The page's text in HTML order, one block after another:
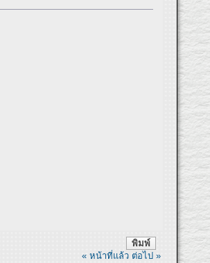
พิมพ์
« หน้าที่แล้ว ต่อไป »